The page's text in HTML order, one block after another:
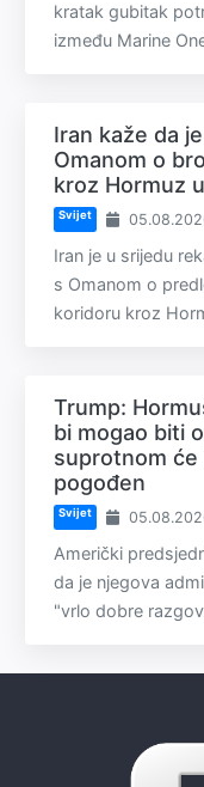
kratak gubitak
između Marine
Iran kaže da
Omanom o
kroz Hormuz
Svijet
Iran je u srijedu
s Omanom o
koridoru kroz
Trump:
bi mogao biti
suprotnom će
pogođen
Svijet
Američki
da je njegova
"vrlo dobre